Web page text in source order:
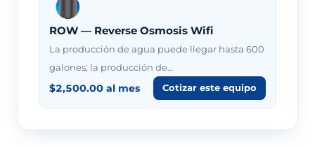
ROW — Reverse Osmosis Wifi
La producción de agua puede llegar hasta 600
galones; la producción de…
$2,500.00 al mes Cotizar este equipo